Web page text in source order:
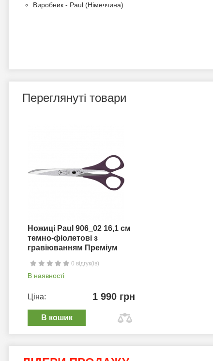
Виробник - Paul (Німеччина)
Переглянуті товари
Ножиці Paul 906_02 16,1 см
темно-фіолетові з
гравіюванням Преміум
0 відгук(ів)
В наявності
Ціна: 1 990 грн
В кошик